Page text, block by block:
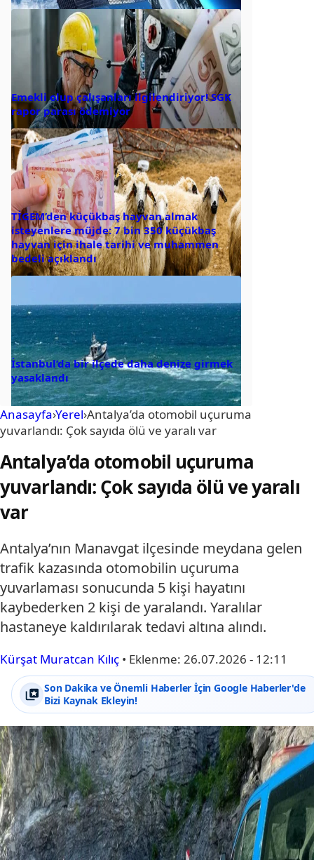
Emekli olup çalışanları ilgilendiriyor! SGK
rapor parası ödemiyor
TİGEM’den küçükbaş hayvan almak
isteyenlere müjde: 7 bin 350 küçükbaş
hayvan için ihale tarihi ve muhammen
bedeli açıklandı
İstanbul’da bir ilçede daha denize girmek
yasaklandı
Anasayfa›Yerel›Antalya’da otomobil uçuruma
yuvarlandı: Çok sayıda ölü ve yaralı var
Antalya’da otomobil uçuruma
yuvarlandı: Çok sayıda ölü ve yaralı
var
Antalya’nın Manavgat ilçesinde meydana gelen
trafik kazasında otomobilin uçuruma
yuvarlaması sonucunda 5 kişi hayatını
kaybederken 2 kişi de yaralandı. Yaralılar
hastaneye kaldırılarak tedavi altına alındı.
Kürşat Muratcan Kılıç • Eklenme: 26.07.2026 - 12:11
Son Dakika ve Önemli Haberler İçin Google Haberler'de
Bizi Kaynak Ekleyin!